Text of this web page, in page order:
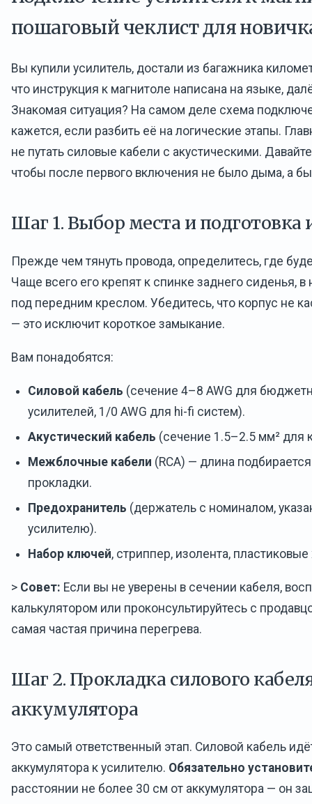
пошаговый чеклист для
Вы купили усилитель, достали из багажника
что инструкция к магнитоле написана на языке,
Знакомая ситуация? На самом деле схема
кажется, если разбить её на логические этапы.
не путать силовые кабели с акустическими.
чтобы после первого включения не было дыма, а
Шаг 1. Выбор места и подготовка
Прежде чем тянуть провода, определитесь, где
Чаще всего его крепят к спинке заднего сиденья,
под передним креслом. Убедитесь, что корпус не
— это исключит короткое замыкание.
Вам понадобятся:
Силовой кабель (сечение 4–8 AWG для
усилителей, 1/0 AWG для hi-fi систем).
Акустический кабель (сечение 1.5–2.5 мм² для
Межблочные кабели (RCA) — длина
прокладки.
Предохранитель (держатель с номиналом,
усилителю).
Набор ключей, стриппер, изолента,
> Совет: Если вы не уверены в сечении кабеля,
калькулятором или проконсультируйтесь с
самая частая причина перегрева.
Шаг 2. Прокладка силового
аккумулятора
Это самый ответственный этап. Силовой кабель
аккумулятора к усилителю. Обязательно
расстоянии не более 30 см от аккумулятора — он